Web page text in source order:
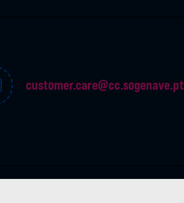
customer.care@cc.sogenave.pt